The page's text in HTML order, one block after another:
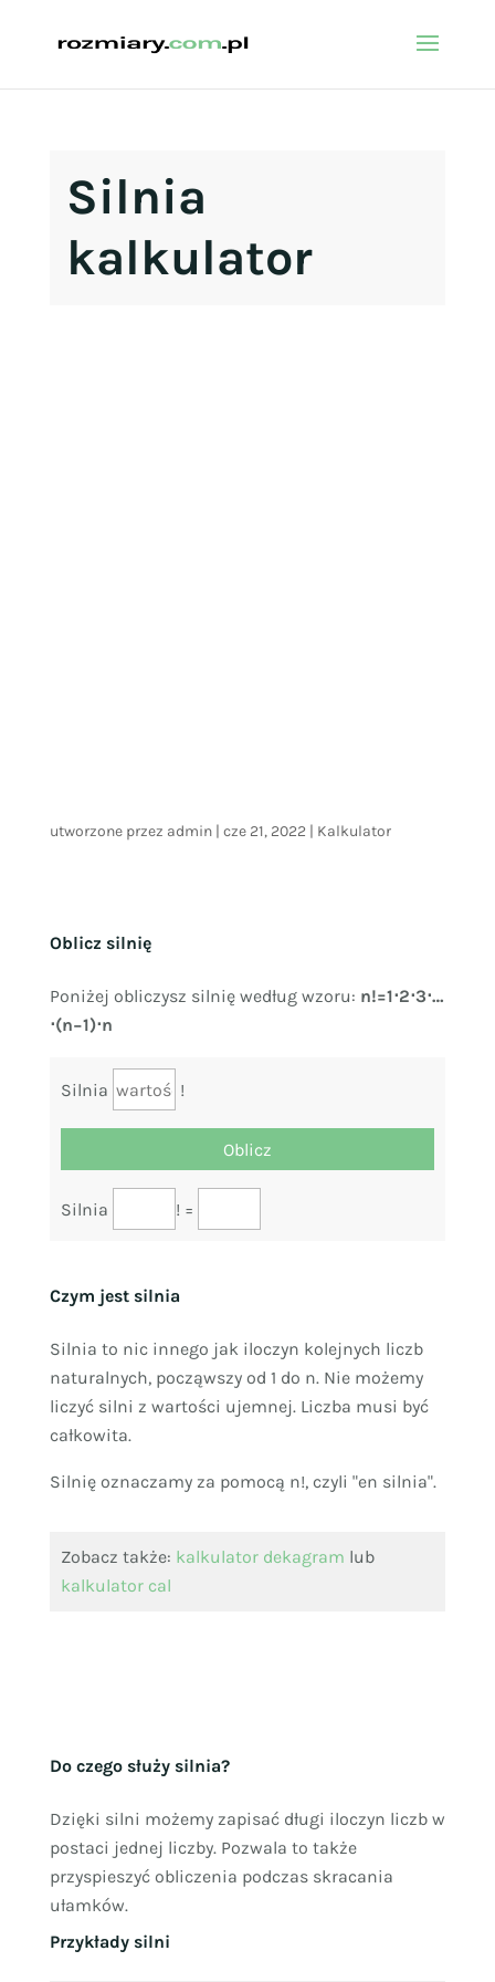
Silnia
kalkulator
utworzone przez admin| cze 21, 2022| Kalkulator
Oblicz silnię
Poniżej obliczysz silnię według wzoru: n!=1⋅2⋅3⋅…
⋅(n−1)⋅n
Silnia !
Silnia ! =
Czym jest silnia
Silnia to nic innego jak iloczyn kolejnych liczb
naturalnych, począwszy od 1 do n. Nie możemy
liczyć silni z wartości ujemnej. Liczba musi być
całkowita.
Silnię oznaczamy za pomocą n!, czyli "en silnia".
Zobacz także: kalkulator dekagram lub
kalkulator cal
Do czego służy silnia?
Dzięki silni możemy zapisać długi iloczyn liczb w
postaci jednej liczby. Pozwala to także
przyspieszyć obliczenia podczas skracania
ułamków.
Przykłady silni